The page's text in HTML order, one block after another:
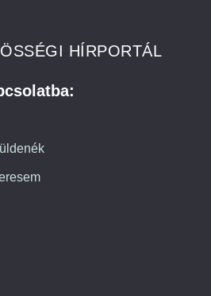
HÍRPORTÁL